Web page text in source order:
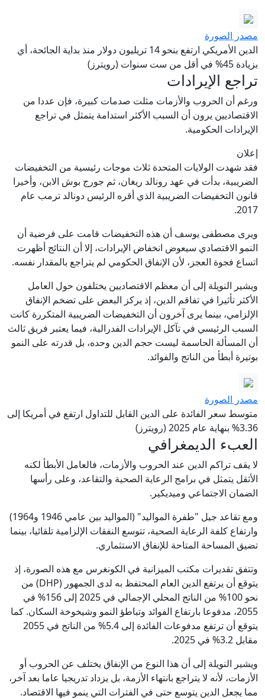
مصدر الصورة
الدين الأمريكي ارتفع بنحو 14 تريليون دولار منذ بداية الجائحة، أي
بزيادة 45% في أقل من ست سنوات (رويترز)
تراجع الإيرادات
ورغم أن الحروب والأزمات مثلت صدمات كبيرة، فإن عددا من
الاقتصاديين يرون أن السبب الأكثر استدامة يتمثل في تراجع
الإيرادات الحكومية.
إعلان
فقد شهدت الولايات المتحدة ثلاث موجات رئيسية من التخفيضات
الضريبية، بدأت في عهد رونالد ريغان، ثم جورج بوش الابن، وأخيرا
قانون التخفيضات الضريبية الذي أقره الرئيس دونالد ترمب عام
2017.
ويرى مصطفى يوسف أن هذه التخفيضات قامت على فرضية أن
النمو الاقتصادي سيعوض انخفاض الإيرادات، إلا أن النتائج أظهرت
اتساع فجوة العجز، لأن الإنفاق الحكومي لم يتراجع بالمقدار نفسه.
ويشير النويلة إلى أن معظم الاقتصاديين يختلفون حول العامل
الأكثر تأثيرا في تفاقم الدين، إذ يركز البعض على تضخم الإنفاق
الإلزامي، بينما يرى آخرون أن التخفيضات الضريبية المتكررة كانت
السبب الرئيسي في تآكل الإيرادات الفدرالية، فيما يعتبر فريق ثالث
أن المسألة الحاسمة ليست حجم الدين وحده، بل قدرته على النمو
بوتيرة أبطأ من الناتج والفوائد.
مصدر الصورة
متوسط سعر الفائدة على الدين القابل للتداول ارتفع في أمريكا إلى
3.36% بنهاية عام 2025 (رويترز)
العبء الديمغرافي
لا يقف تراكم الدين عند الحروب والأزمات، فالعامل الأبطأ لكنه
الأثقل يتمثل في برامج الرعاية الصحية والتقاعد، وعلى رأسها
الضمان الاجتماعي وميديكير.
ومع تقاعد جيل "طفرة المواليد" (المواليد بين عامي 1946 و1964)
وارتفاع كلفة الرعاية الصحية، تتوسع النفقات الإلزامية تلقائيا، بينما
تضيق المساحة المتاحة للإنفاق الاستثماري.
وتتفق تقديرات مكتب الميزانية في الكونغرس مع هذه الصورة، إذ
يتوقع أن يرتفع الدين العام المحتفظ به لدى الجمهور (DHP) من
نحو 100% من الناتج المحلي الإجمالي في 2025 إلى 156% في
2055، مدفوعا بارتفاع الفوائد وتباطؤ النمو وشيخوخة السكان. كما
يتوقع أن ترتفع مدفوعات الفائدة إلى 5.4% من الناتج في 2055
مقابل 3.2% في 2025.
ويشير النويلة إلى أن هذا النوع من الإنفاق يختلف عن الحروب أو
الأزمات، لأنه لا يتراجع بانتهاء الأزمة، بل يزداد تدريجيا عاما بعد آخر،
مما يجعل الدين يتوسع حتى في الفترات التي ينمو فيها الاقتصاد.